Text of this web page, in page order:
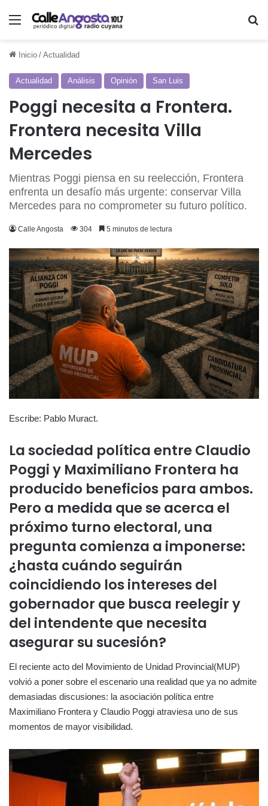
Menú
Inicio / Actualidad
Actualidad Análisis Opinión San Luis
Poggi necesita a Frontera.
Frontera necesita Villa
Mercedes
Mientras Poggi piensa en su reelección, Frontera
enfrenta un desafío más urgente: conservar Villa
Mercedes para no comprometer su futuro político.
Calle Angosta 304 5 minutos de lectura
Escribe: Pablo Muract.
La sociedad política entre Claudio
Poggi y Maximiliano Frontera ha
producido beneficios para ambos.
Pero a medida que se acerca el
próximo turno electoral, una
pregunta comienza a imponerse:
¿hasta cuándo seguirán
coincidiendo los intereses del
gobernador que busca reelegir y
del intendente que necesita
asegurar su sucesión?
El reciente acto del Movimiento de Unidad Provincial(MUP)
volvió a poner sobre el escenario una realidad que ya no admite
demasiadas discusiones: la asociación política entre
Maximiliano Frontera y Claudio Poggi atraviesa uno de sus
momentos de mayor visibilidad.